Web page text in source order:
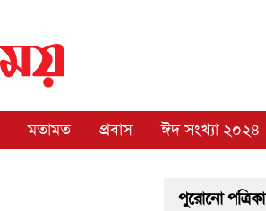
মতামত প্রবাস ঈদ সংখ্যা ২০২৪
পুরোনো পত্রিকা